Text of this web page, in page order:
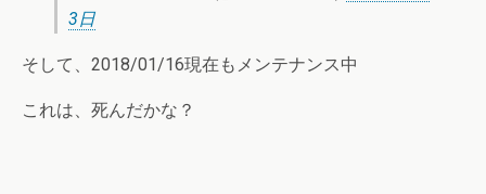
3日
そして、2018/01/16現在もメンテナンス中
これは、死んだかな？